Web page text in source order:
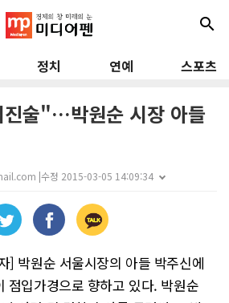
search
정치 연예 스포츠
진술"…박원순 시장 아들
|수정 2015-03-05 14:09:34
] 박원순 서울시장의 아들 박주신에
점입가경으로 향하고 있다. 박원순